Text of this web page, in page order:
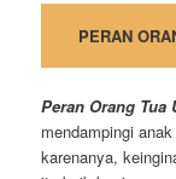
PERAN
Peran Orang Tua
mendampingi
karenanya,